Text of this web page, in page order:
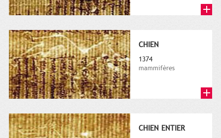
CHIEN
1374
mammifères
CHIEN ENTIER